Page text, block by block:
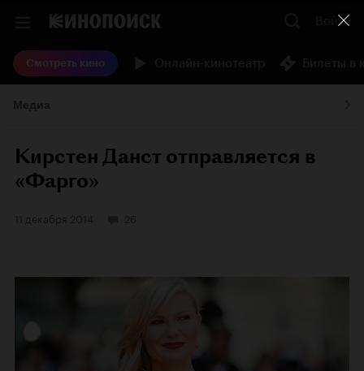
Войти
Смотреть кино
Кирстен Данст отправляется в
«Фарго»